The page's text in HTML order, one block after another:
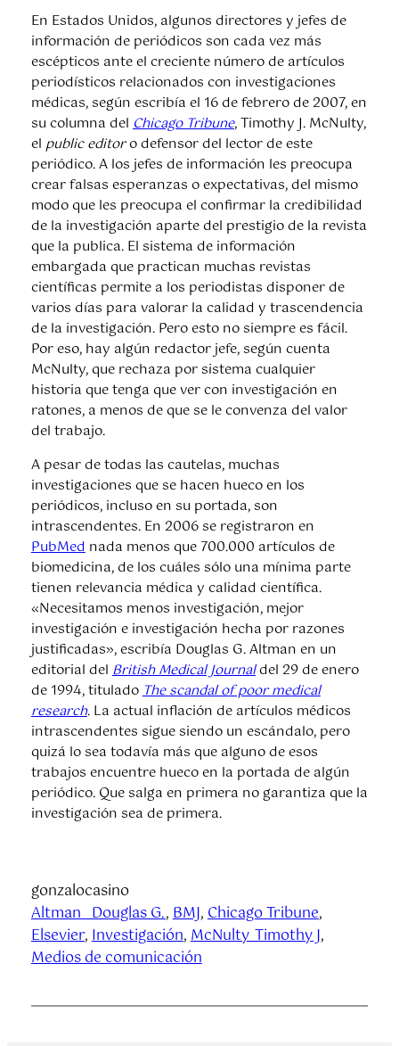
En Estados Unidos, algunos directores y jefes de
información de periódicos son cada vez más
escépticos ante el creciente número de artículos
periodísticos relacionados con investigaciones
médicas, según escribía el 16 de febrero de 2007, en
su columna delChicago Tribune, Timothy J. McNulty,
el public editoro defensor del lector de este
periódico. A los jefes de información les preocupa
crear falsas esperanzas o expectativas, del mismo
modo que les preocupa el confirmar la credibilidad
de la investigación aparte del prestigio de la revista
que la publica. El sistema de información
embargada que practican muchas revistas
científicas permite a los periodistas disponer de
varios días para valorar la calidad y trascendencia
de la investigación. Pero esto no siempre es fácil.
Por eso, hay algún redactor jefe, según cuenta
McNulty, que rechaza por sistema cualquier
historia que tenga que ver con investigación en
ratones, a menos de que se le convenza del valor
del trabajo.
A pesar de todas las cautelas, muchas
investigaciones que se hacen hueco en los
periódicos, incluso en su portada, son
intrascendentes. En 2006 se registraron en
PubMednada menos que 700.000 artículos de
biomedicina, de los cuáles sólo una mínima parte
tienen relevancia médica y calidad científica.
«Necesitamos menos investigación, mejor
investigación e investigación hecha por razones
justificadas», escribía Douglas G. Altman en un
editorial delBritish Medical Journaldel 29 de enero
de 1994, tituladoThe scandal of poor medical
research. La actual inflación de artículos médicos
intrascendentes sigue siendo un escándalo, pero
quizá lo sea todavía más que alguno de esos
trabajos encuentre hueco en la portada de algún
periódico. Que salga en primera no garantiza que la
investigación sea de primera.
gonzalocasino
Altman_ Douglas G., BMJ, Chicago Tribune
Elsevier, Investigación, McNulty_Timothy J
Medios de comunicación